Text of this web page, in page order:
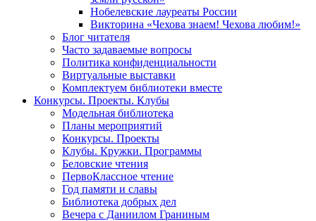
Нобелевские лауреаты России
Викторина «Чехова знаем! Чехова любим!»
Блог читателя
Часто задаваемые вопросы
Политика конфиденциальности
Виртуальные выставки
Комплектуем библиотеки вместе
Конкурсы. Проекты. Клубы
Модельная библиотека
Планы мероприятий
Конкурсы. Проекты
Клубы. Кружки. Программы
Беловские чтения
ПервоКлассное чтение
Год памяти и славы
Библиотека добрых дел
Вечера с Даниилом Граниным